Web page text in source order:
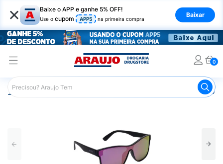
× Baixe o APP e ganhe 5% OFF!
Use o cupom APP5 na primeira compra
Baixar
0
Araujo Saúde e Bem Estar Equipamentos de Proteção